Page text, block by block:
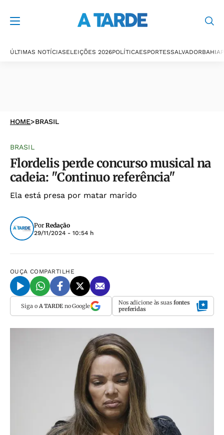
ÚLTIMAS NOTÍCIASELEIÇÕES 2026POLÍTICAESPORTESSALVADORBAHIA
HOME>BRASIL
BRASIL
Flordelis perde concurso musical na
cadeia: "Continuo referência"
Ela está presa por matar marido
Por Redação
29/11/2024 - 10:54 h
OUÇA COMPARTILHE
Siga o A TARDEno Google Nos adicione às suas fontes
preferidas